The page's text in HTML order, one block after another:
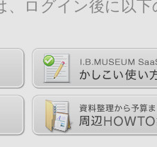
ログイン後に以